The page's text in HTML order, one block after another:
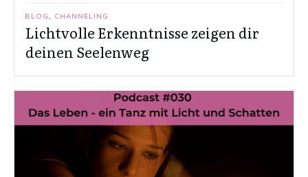
BLOG , CHANNELING
Lichtvolle Erkenntnisse zeigen dir
deinen Seelenweg